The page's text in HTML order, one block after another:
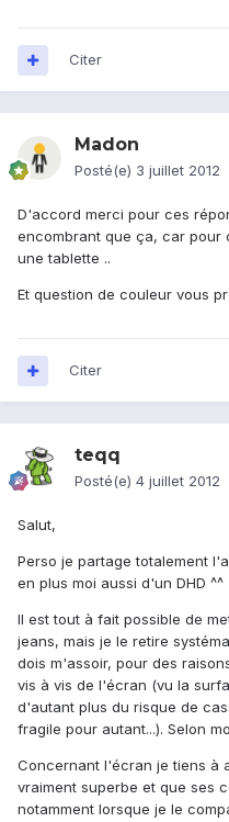
Citer
Madon
Posté(e) 3 juillet 2012
D'accord merci pour ces
encombrant que ça, car
une tablette ..
Et question de couleur vous
Citer
teqq
Posté(e) 4 juillet 2012
Salut,
Perso je partage totalement
en plus moi aussi d'un DHD ^^
Il est tout à fait possible de
jeans, mais je le retire
dois m'assoir, pour des
vis à vis de l'écran (vu la
d'autant plus du risque de
fragile pour autant...). Selon
Concernant l'écran je tiens à
vraiment superbe et que ses
notamment lorsque je le